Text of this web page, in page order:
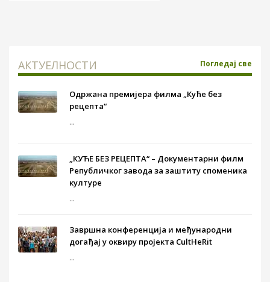
АКТУЕЛНОСТИ Погледај све
Одржана премијера филма „Куће без
рецепта“
...
„КУЋЕ БЕЗ РЕЦЕПТА“ – Документарни филм
Републичког завода за заштиту споменика
културе
...
Завршна конференција и међународни
догађај у оквиру пројекта CultHeRit
...